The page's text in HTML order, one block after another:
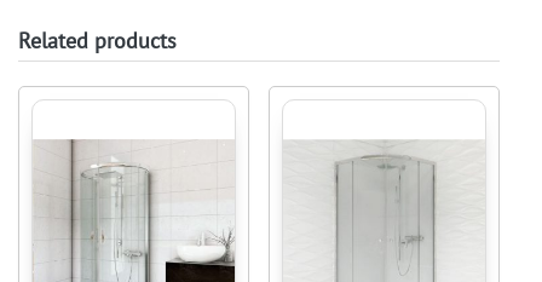
Related products